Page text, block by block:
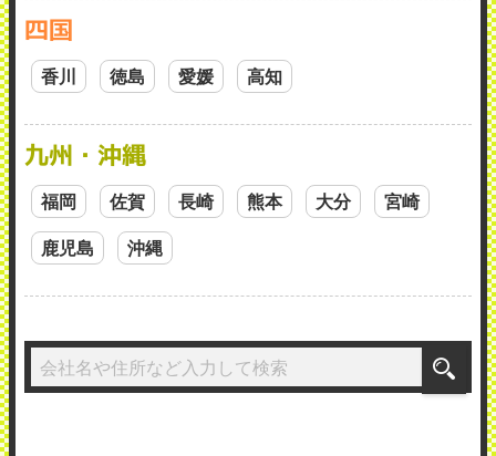
四国
香川 徳島 愛媛 高知
九州・沖縄
福岡 佐賀 長崎 熊本 大分 宮崎
鹿児島 沖縄